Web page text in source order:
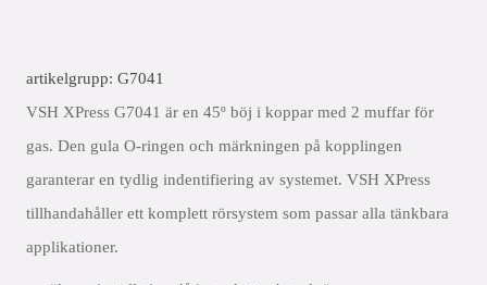
artikelgrupp: G7041
VSH XPress G7041 är en 45º böj i koppar med 2 muffar för
gas. Den gula O-ringen och märkningen på kopplingen
garanterar en tydlig indentifiering av systemet. VSH XPress
tillhandahåller ett komplett rörsystem som passar alla tänkbara
applikationer.